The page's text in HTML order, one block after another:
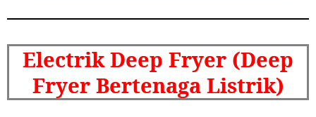
Electrik Deep Fryer (Deep
Fryer Bertenaga Listrik)